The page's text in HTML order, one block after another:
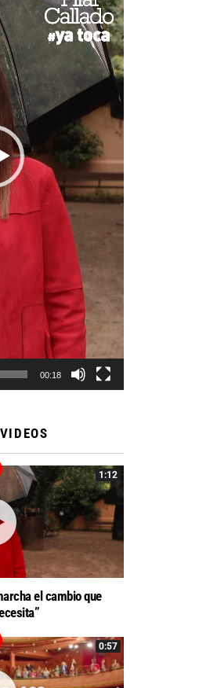
00:18
1:12
el cambio que
0:57